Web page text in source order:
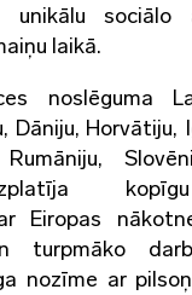
unikālu sociālo
laikā.
noslēguma
Dāniju, Horvātiju,
Eiropas
turpmāko
nozīme ar